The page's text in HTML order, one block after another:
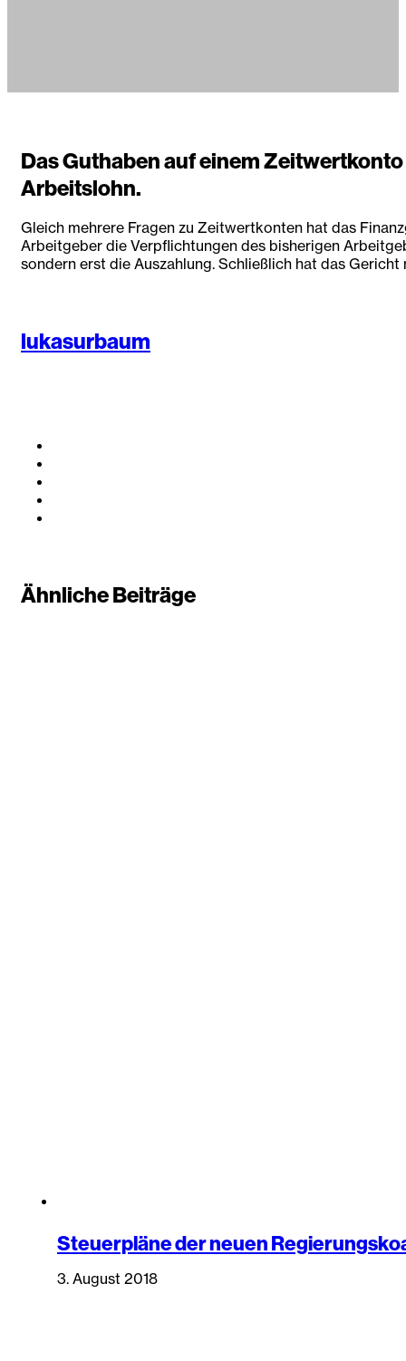
Das Guthaben auf einem
Arbeitslohn.
Gleich mehrere Fragen zu Zeitwertkonten hat das
Arbeitgeber die Verpflichtungen des bisherigen
sondern erst die Auszahlung. Schließlich hat das
lukasurbaum
Ähnliche Beiträge
Steuerpläne der neuen
3. August 2018